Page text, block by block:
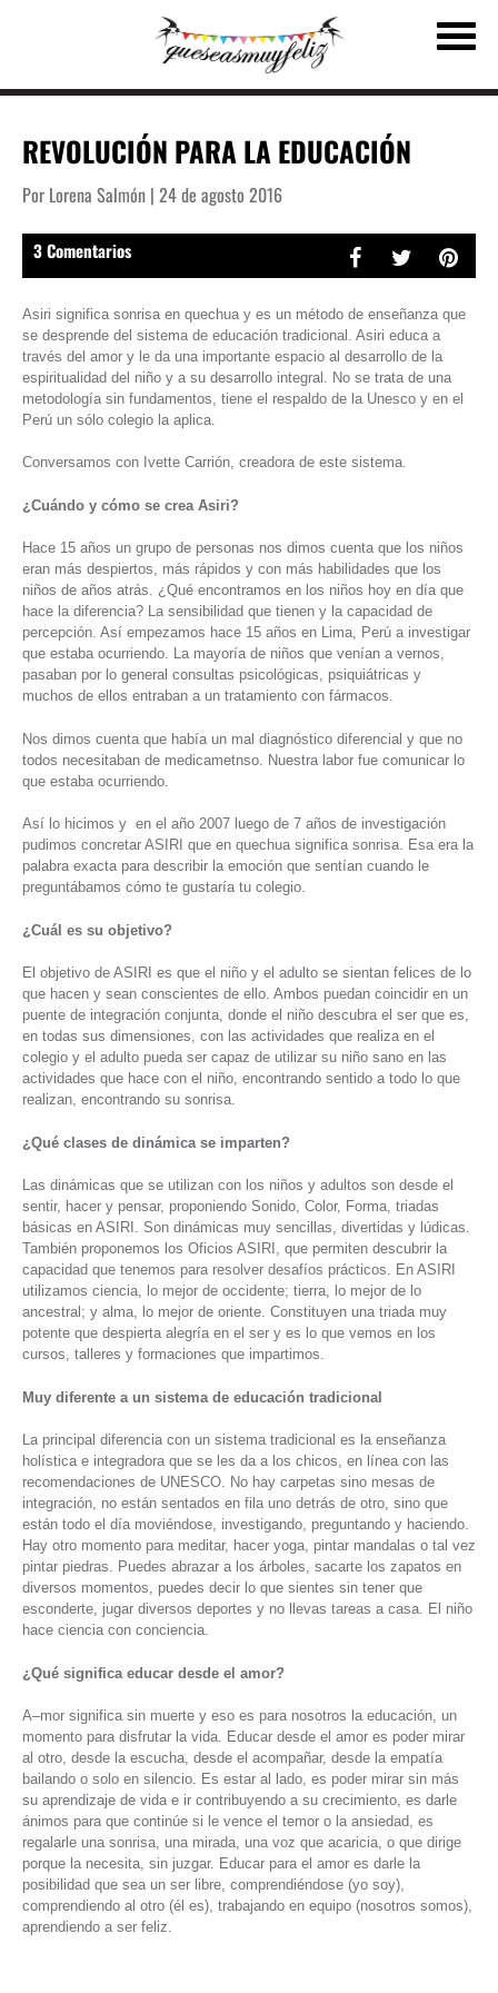
REVOLUCIÓN PARA LA EDUCACIÓN
Por Lorena Salmón | 24 de agosto 2016
3 Comentarios
Asiri significa sonrisa en quechua y es un método de enseñanza que
se desprende del sistema de educación tradicional. Asiri educa a
través del amor y le da una importante espacio al desarrollo de la
espiritualidad del niño y a su desarrollo integral. No se trata de una
metodología sin fundamentos, tiene el respaldo de la Unesco y en el
Perú un sólo colegio la aplica.
Conversamos con Ivette Carrión, creadora de este sistema.
¿Cuándo y cómo se crea Asiri?
Hace 15 años un grupo de personas nos dimos cuenta que los niños
eran más despiertos, más rápidos y con más habilidades que los
niños de años atrás. ¿Qué encontramos en los niños hoy en día que
hace la diferencia? La sensibilidad que tienen y la capacidad de
percepción. Así empezamos hace 15 años en Lima, Perú a investigar
que estaba ocurriendo. La mayoría de niños que venían a vernos,
pasaban por lo general consultas psicológicas, psiquiátricas y
muchos de ellos entraban a un tratamiento con fármacos.
Nos dimos cuenta que había un mal diagnóstico diferencial y que no
todos necesitaban de medicametnso. Nuestra labor fue comunicar lo
que estaba ocurriendo.
Así lo hicimos y en el año 2007 luego de 7 años de investigación
pudimos concretar ASIRI que en quechua significa sonrisa. Esa era la
palabra exacta para describir la emoción que sentían cuando le
preguntábamos cómo te gustaría tu colegio.
¿Cuál es su objetivo?
El objetivo de ASIRI es que el niño y el adulto se sientan felices de lo
que hacen y sean conscientes de ello. Ambos puedan coincidir en un
puente de integración conjunta, donde el niño descubra el ser que es,
en todas sus dimensiones, con las actividades que realiza en el
colegio y el adulto pueda ser capaz de utilizar su niño sano en las
actividades que hace con el niño, encontrando sentido a todo lo que
realizan, encontrando su sonrisa.
¿Qué clases de dinámica se imparten?
Las dinámicas que se utilizan con los niños y adultos son desde el
sentir, hacer y pensar, proponiendo Sonido, Color, Forma, triadas
básicas en ASIRI. Son dinámicas muy sencillas, divertidas y lúdicas.
También proponemos los Oficios ASIRI, que permiten descubrir la
capacidad que tenemos para resolver desafíos prácticos. En ASIRI
utilizamos ciencia, lo mejor de occidente; tierra, lo mejor de lo
ancestral; y alma, lo mejor de oriente. Constituyen una triada muy
potente que despierta alegría en el ser y es lo que vemos en los
cursos, talleres y formaciones que impartimos.
Muy diferente a un sistema de educación tradicional
La principal diferencia con un sistema tradicional es la enseñanza
holística e integradora que se les da a los chicos, en línea con las
recomendaciones de UNESCO. No hay carpetas sino mesas de
integración, no están sentados en fila uno detrás de otro, sino que
están todo el día moviéndose, investigando, preguntando y haciendo.
Hay otro momento para meditar, hacer yoga, pintar mandalas o tal vez
pintar piedras. Puedes abrazar a los árboles, sacarte los zapatos en
diversos momentos, puedes decir lo que sientes sin tener que
esconderte, jugar diversos deportes y no llevas tareas a casa. El niño
hace ciencia con conciencia.
¿Qué significa educar desde el amor?
A–mor significa sin muerte y eso es para nosotros la educación, un
momento para disfrutar la vida. Educar desde el amor es poder mirar
al otro, desde la escucha, desde el acompañar, desde la empatía
bailando o solo en silencio. Es estar al lado, es poder mirar sin más
su aprendizaje de vida e ir contribuyendo a su crecimiento, es darle
ánimos para que continúe si le vence el temor o la ansiedad, es
regalarle una sonrisa, una mirada, una voz que acaricia, o que dirige
porque la necesita, sin juzgar. Educar para el amor es darle la
posibilidad que sea un ser libre, comprendiéndose (yo soy),
comprendiendo al otro (él es), trabajando en equipo (nosotros somos),
aprendiendo a ser feliz.